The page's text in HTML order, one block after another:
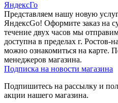
ЯндексГо
Представляем нашу новую
ЯндексGo! Оформите заказ на
течение двух часов мы
доступна в пределах г. Ростов-
можно ознакомиться на карте.
менеджеров магазина.
Подписка на новости магазина
Подпишитесь на рассылку и
акции нашего магазина.